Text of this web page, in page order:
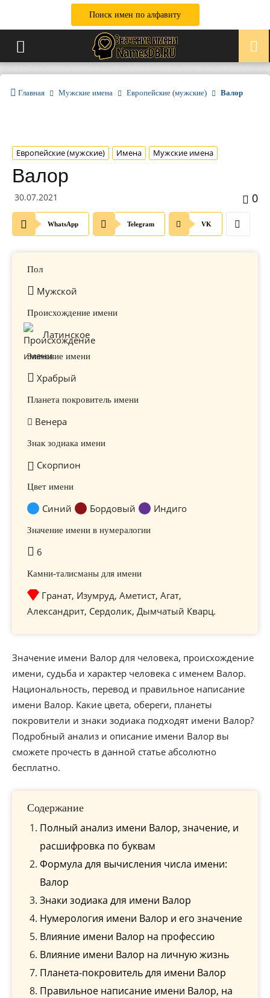
Поиск имен по алфавиту
Главная Мужские имена Европейские (мужские) Валор
Европейские (мужские) Имена Мужские имена
Валор
30.07.2021 0
WhatsApp Telegram VK
Пол
Мужской
Происхождение имени
Латинское
Значение имени
Храбрый
Планета покровитель имени
Венера
Знак зодиака имени
Скорпион
Цвет имени
Синий Бордовый Индиго
Значение имени в нумералогии
6
Камни-талисманы для имени
Гранат, Изумруд, Аметист, Агат,
Александрит, Сердолик, Дымчатый Кварц.
Значение имени Валор для человека, происхождение
имени, судьба и характер человека с именем Валор.
Национальность, перевод и правильное написание
имени Валор. Какие цвета, обереги, планеты
покровители и знаки зодиака подходят имени Валор?
Подробный анализ и описание имени Валор вы
сможете прочесть в данной статье абсолютно
бесплатно.
Содержание
Полный анализ имени Валор, значение, и
расшифровка по буквам
Формула для вычисления числа имени:
Валор
Знаки зодиака для имени Валор
Нумерология имени Валор и его значение
Влияние имени Валор на профессию
Влияние имени Валор на личную жизнь
Планета-покровитель для имени Валор
Правильное написание имени Валор, на